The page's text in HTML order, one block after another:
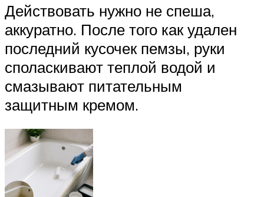
Действовать нужно не спеша,
аккуратно. После того как удален
последний кусочек пемзы, руки
споласкивают теплой водой и
смазывают питательным
защитным кремом.